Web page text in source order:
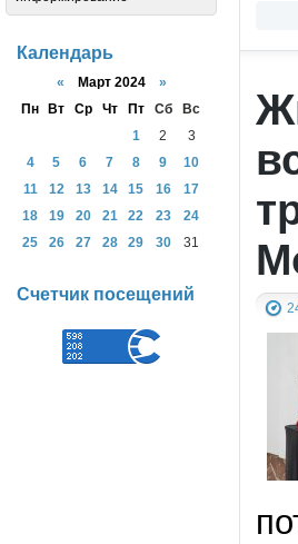
Календарь
« Март 2024 »
Пн
Вт Ср Чт Пт Сб
Вс
1
2
3
4
5 6 7 8 9
10
11
12 13 14 15 16
17
18
19 20 21 22 23
24
25
26 27 28 29 30 31
Счетчик посещений